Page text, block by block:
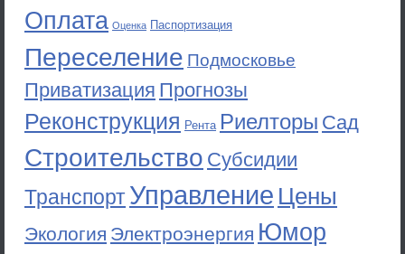
Оплата Оценка Паспортизация
Переселение Подмосковье
Приватизация Прогнозы
Реконструкция Рента Риелторы Сад
Строительство Субсидии
ТранспортУправление Цены
Экология Электроэнергия Юмор